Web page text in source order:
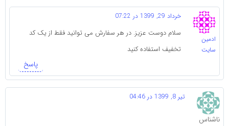
ادمین
سایت
خرداد 29, 1399 در 07:22
سلام دوست عزیز. در هر سفارش می توانید فقط از یک کد
تخفیف استفاده کنید
پاسخ
ناشناس
تیر 8, 1399 در 04:46